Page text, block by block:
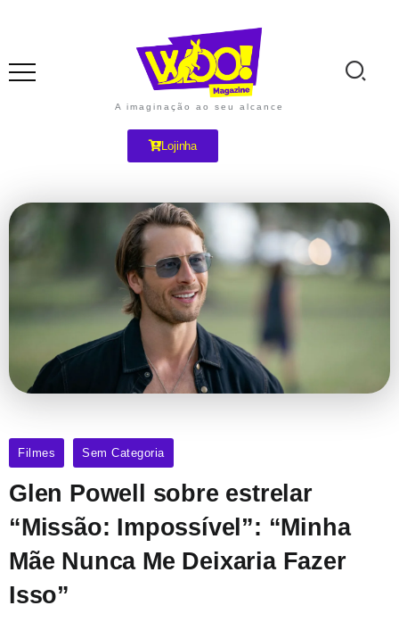
A imaginação ao seu alcance
Lojinha
Filmes Sem Categoria
Glen Powell sobre estrelar
“Missão: Impossível”: “Minha
Mãe Nunca Me Deixaria Fazer
Isso”